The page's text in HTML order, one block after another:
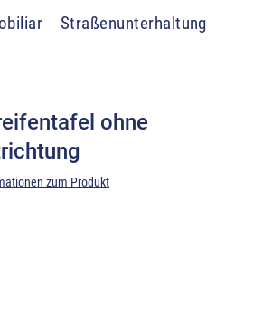
Straßenunterhaltung
ohne
zum Produkt